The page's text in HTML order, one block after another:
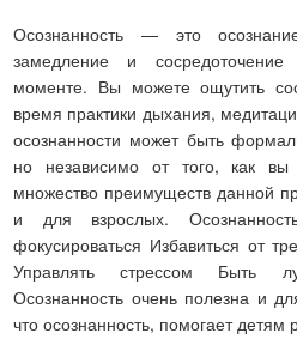
Осознанность — это
замедление и
моменте. Вы можете ощутить
время практики дыхания,
осознанности может быть
но независимо от того, как вы
множество преимуществ данной
и для взрослых.
фокусироваться Избавиться от
Управлять стрессом Быть
Осознанность очень полезна и
что осознанность, помогает детям